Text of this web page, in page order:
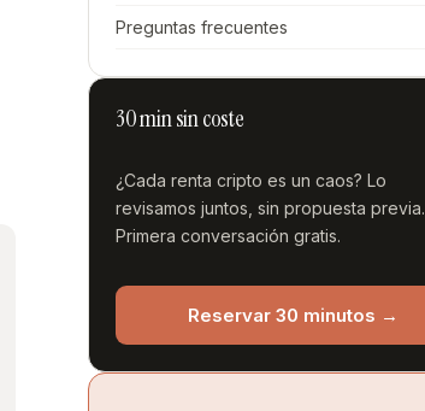
Preguntas frecuentes
30 min sin coste
¿Cada renta cripto es un caos? Lo
revisamos juntos, sin propuesta previa.
Primera conversación gratis.
Reservar 30 minutos →